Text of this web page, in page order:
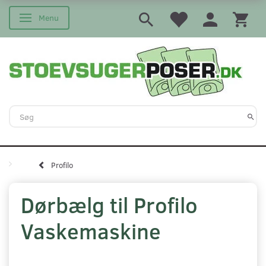
Skifte navigation
Menu
Profilo
Dørbælg til Profilo
Vaskemaskine